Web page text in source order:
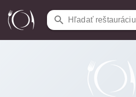
Hľadať reštauráciu
Reštaurácie / Apollo Hotel